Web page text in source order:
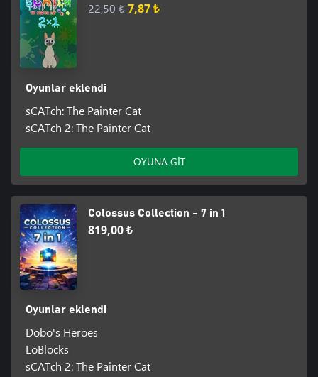
22,50 ₺7,87 ₺
Oyunlar eklendi
sCATch: The Painter Cat
sCATch 2: The Painter Cat
OYUNA GİT
Colossus Collection - 7 in 1
819,00 ₺
Oyunlar eklendi
Dobo's Heroes
LoBlocks
sCATch 2: The Painter Cat